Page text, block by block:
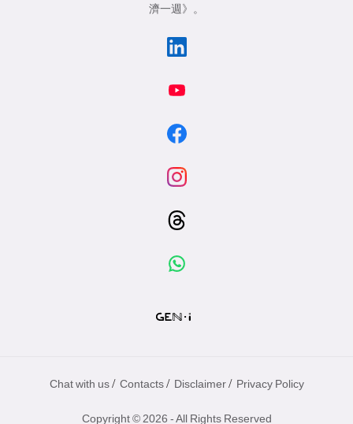
濟一週》
。
Chat with us / Contacts / Disclaimer / Privacy Policy
Copyright © 2026 - All Rights Reserved